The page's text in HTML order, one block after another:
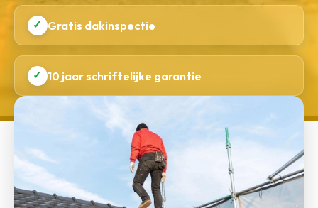
✓ Gratis dakinspectie
✓ 10 jaar schriftelijke garantie